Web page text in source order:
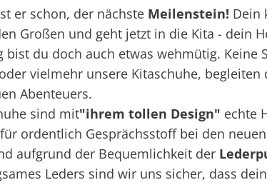
er schon, der nächste Meilenstein! Dein
Großen und geht jetzt in die Kita - dein
bist du doch auch etwas wehmütig. Keine
vielmehr unsere Kitaschuhe,
Abenteuers.
sind mit"ihrem tollen Design" echte
ordentlich Gesprächsstoff bei den
aufgrund der Bequemlichkeit der
Leders sind wir uns sicher, dass